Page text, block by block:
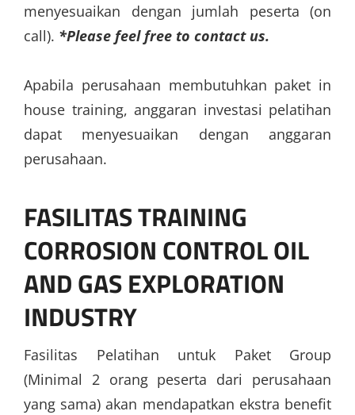
menyesuaikan dengan jumlah peserta (on
call). *Please feel free to contact us.
Apabila perusahaan membutuhkan paket in
house training, anggaran investasi pelatihan
dapat menyesuaikan dengan anggaran
perusahaan.
FASILITASTRAINING
CORROSION CONTROL OIL
AND GAS EXPLORATION
INDUSTRY
Fasilitas Pelatihan untuk Paket Group
(Minimal 2 orang peserta dari perusahaan
yang sama) akan mendapatkan ekstra benefit